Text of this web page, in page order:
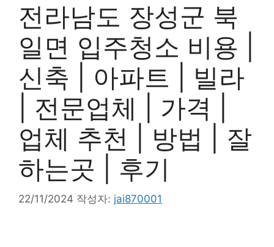
전라남도 장성군 북
일면 입주청소 비용 |
신축 | 아파트 | 빌라
| 전문업체 | 가격 |
업체 추천 | 방법 | 잘
하는곳 | 후기
22/11/2024 작성자: jai870001